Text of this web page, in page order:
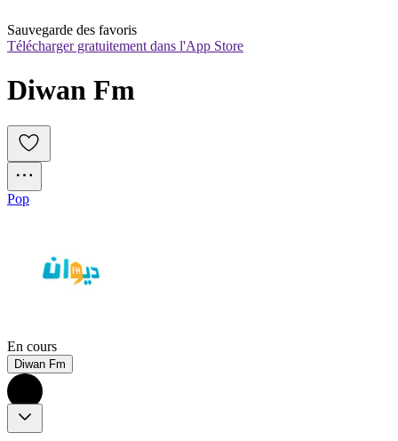
Sauvegarde des favoris
Télécharger gratuitement dans l'App Store
Diwan Fm
Pop
En cours
Diwan Fm